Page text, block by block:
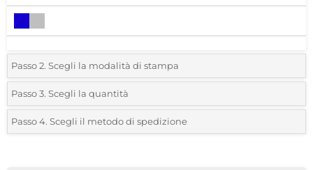
Passo 2. Scegli la modalità di stampa
*Seleziona la posizione di stampa e il colore del vostro logo:
1 Colore (Su un lato)
Passo 3. Scegli la quantità
*Quantità desiderata:
Passo 4. Scegli il metodo di spedizione